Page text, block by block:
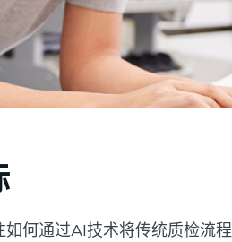
何通过AI技术将传统质检流